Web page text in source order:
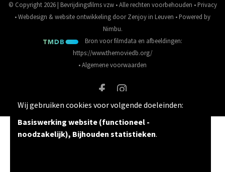
© Copyright 2026 | Bevrijdingsfilms vzw • Alle rechten voorbehouden • Privacy
•Webdesign &website ontwikkeling doorZenjoy in Leuven • Powered by
Nimbu.
Bron voor filmdata en afbeeldingen:
https://www.themoviedb.org/
•Algemene voorwaarden
Wij gebruiken cookies voor volgende doeleinden:
Basiswerking website (functioneel -
noodzakelijk), Bijhouden statistieken.